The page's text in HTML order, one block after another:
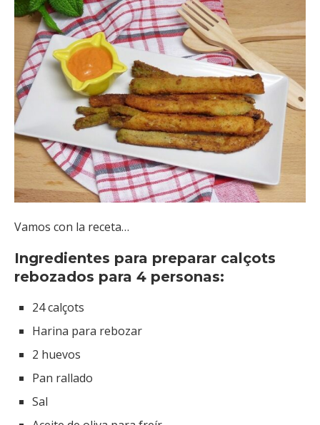
Vamos con la receta…
Ingredientes para preparar calçots
rebozados para 4 personas:
24 calçots
Harina para rebozar
2 huevos
Pan rallado
Sal